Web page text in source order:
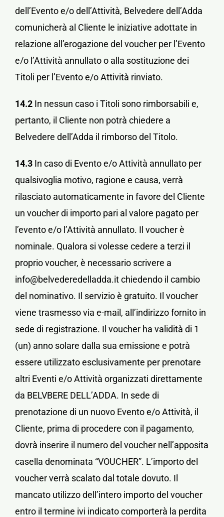
dell’Evento e/o dell’Attività, Belvedere dell’Adda
comunicherà al Cliente le iniziative adottate in
relazione all’erogazione del voucher per l’Evento
e/o l’Attività annullato o alla sostituzione dei
Titoli per l’Evento e/o Attività rinviato.
14.2 In nessun caso i Titoli sono rimborsabili e,
pertanto, il Cliente non potrà chiedere a
Belvedere dell’Adda il rimborso del Titolo.
14.3 In caso di Evento e/o Attività annullato per
qualsivoglia motivo, ragione e causa, verrà
rilasciato automaticamente in favore del Cliente
un voucher di importo pari al valore pagato per
l’evento e/o l’Attività annullato. Il voucher è
nominale. Qualora si volesse cedere a terzi il
proprio voucher, è necessario scrivere a
info@belvederedelladda.it chiedendo il cambio
del nominativo. Il servizio è gratuito. Il voucher
viene trasmesso via e-mail, all’indirizzo fornito in
sede di registrazione. Il voucher ha validità di 1
(un) anno solare dalla sua emissione e potrà
essere utilizzato esclusivamente per prenotare
altri Eventi e/o Attività organizzati direttamente
da BELVBERE DELL’ADDA. In sede di
prenotazione di un nuovo Evento e/o Attività, il
Cliente, prima di procedere con il pagamento,
dovrà inserire il numero del voucher nell’apposita
casella denominata “VOUCHER”. L’importo del
voucher verrà scalato dal totale dovuto. Il
mancato utilizzo dell’intero importo del voucher
entro il termine ivi indicato comporterà la perdita